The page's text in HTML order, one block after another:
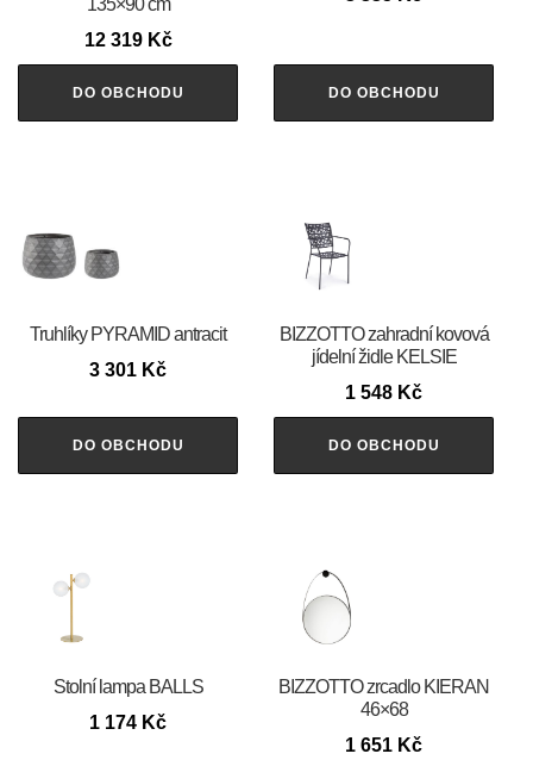
135×90 cm
12 319 Kč
DO OBCHODU DO OBCHODU
Truhlíky PYRAMID antracit
3 301 Kč
DO OBCHODU
BIZZOTTO zahradní kovová
jídelní židle KELSIE
1 548 Kč
DO OBCHODU
Stolní lampa BALLS
1 174 Kč
BIZZOTTO zrcadlo KIERAN
46×68
1 651 Kč